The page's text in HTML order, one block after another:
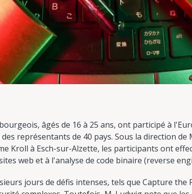
âgés de 16 à 25 ans, ont participé à
représentants de 40 pays. Sous la direction
Kroll à Esch-sur-Alzette, les participants ont
web et à l'analyse de code binaire (reverse
jours de défis intenses, tels que Capture the